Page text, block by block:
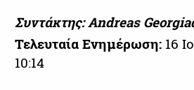
Συντάκτης: Andreas
Τελευταία Ενημέρωση: 16
10:14